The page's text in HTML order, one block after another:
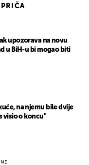
upozorava na novu
u BiH-u bi mogao biti
na njemu bile dvije
visio o koncu"